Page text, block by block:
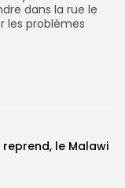
dans la rue le
les problèmes
reprend, le Malawi